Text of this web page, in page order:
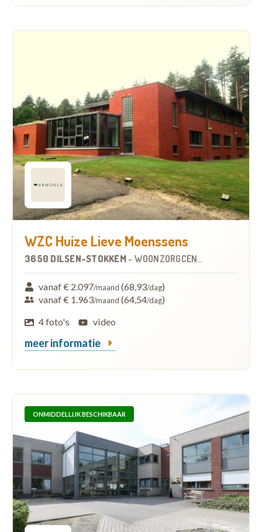
WZC Huize Lieve Moenssens
3650 DILSEN-STOKKEM - WOONZORGCENTRUM (WZC)
vanaf € 2.097/maand (68,93/dag)
vanaf € 1.963/maand (64,54/dag)
4 foto's
video
meer informatie
ONMIDDELLIJK BESCHIKBAAR